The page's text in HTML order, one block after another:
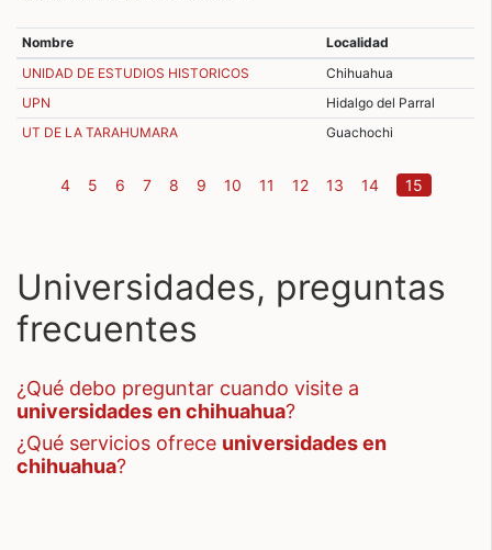
Nombre
Localidad
UNIDAD DE ESTUDIOS HISTORICOS
Chihuahua
UPN
Hidalgo del Parral
UT DE LA TARAHUMARA
Guachochi
4 5 6 7 8 9 10 11 12 13 14 15(current)
Universidades, preguntas
frecuentes
¿qué debo preguntar cuando visite a
universidades en chihuahua?
¿qué servicios ofrece universidades en
chihuahua?